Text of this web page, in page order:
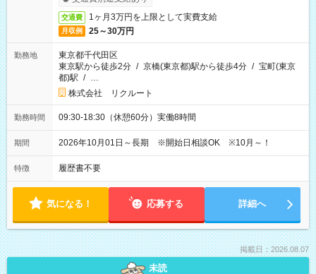
交通費 1ヶ月3万円を上限として実費支給
月収例 25～30万円
勤務地
東京都千代田区
東京駅から徒歩2分 / 京橋(東京都)駅から徒歩4分 / 宝町(東京
都)駅 / …
株式会社 リクルート
勤務時間 09:30-18:30（休憩60分）実働8時間
期間 2026年10月01日～長期 ※開始日相談OK ※10月～！
特徴 履歴書不要
気になる！ 応募する 詳細へ
掲載日：2026.08.07
未読